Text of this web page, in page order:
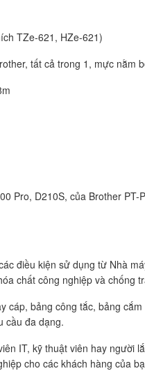
TZe-621, HZe-621)
tất cả trong 1, mực
Pro, D210S, của Brother
điều kiện sử dụng từ Nhà
chất công nghiệp và chống
cáp, bảng công tắc, bảng
cầu đa dạng.
IT, kỹ thuật viên hay người
cho các khách hàng của